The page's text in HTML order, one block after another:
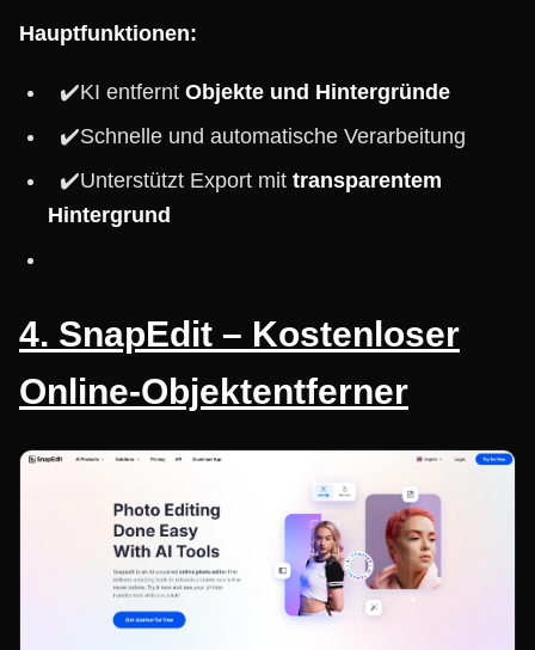
Hauptfunktionen:
✔️KI entfernt Objekte und Hintergründe
✔️Schnelle und automatische Verarbeitung
✔️Unterstützt Export mit transparentem
Hintergrund
4. SnapEdit – Kostenloser
Online-Objektentferner